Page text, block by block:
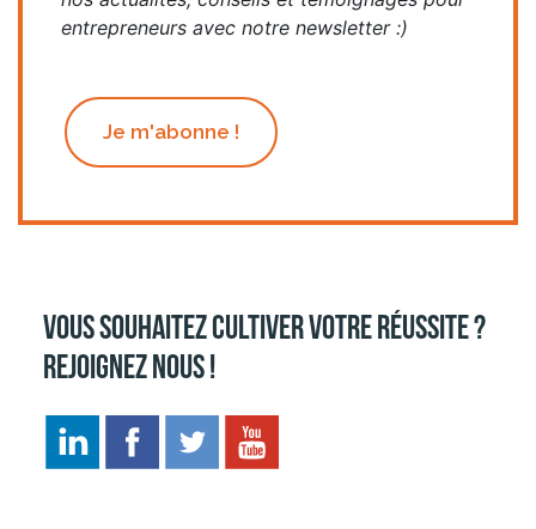
entrepreneurs avec notre newsletter :)
Je m'abonne !
Vous souhaitez cultiver votre réussite ?
Rejoignez nous !